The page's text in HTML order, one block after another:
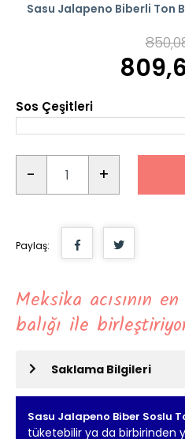
Sasu Jalapeno Biberli Ton
Sos Çeşitleri
- +
Paylaş:
Meksika acısının
balığı ile
Saklama Bilgileri
Sasu Jalapeno Biber Soslu
tüketebilir ya da birbirinden